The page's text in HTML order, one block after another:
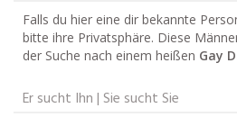
Falls du hier eine dir bekannte
bitte ihre Privatsphäre. Diese
der Suche nach einem heißen Gay
Er sucht Ihn | Sie sucht Sie